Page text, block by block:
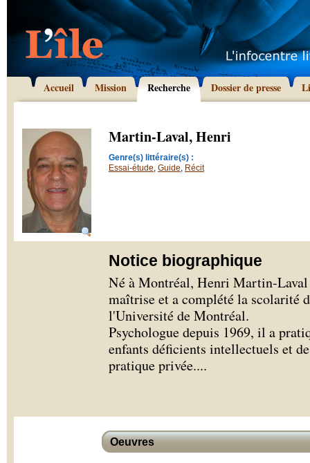
Accueil Mission Recherche Dossier de presse
Martin-Laval, Henri
Genre(s) littéraire(s) :
Essai-étude, Guide, Récit
Notice biographique
Né à Montréal, Henri Martin-Laval
maîtrise et a complété la scolarité
l'Université de Montréal.
Psychologue depuis 1969, il a
enfants déficients intellectuels et
pratique privée....
Oeuvres